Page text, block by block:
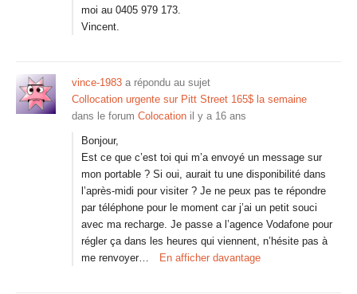
moi au 0405 979 173.
Vincent.
vince-1983 a répondu au sujet
Collocation urgente sur Pitt Street 165$ la semaine
dans le forum Colocation il y a 16 ans
Bonjour,
Est ce que c’est toi qui m’a envoyé un message sur
mon portable ? Si oui, aurait tu une disponibilité dans
l’après-midi pour visiter ? Je ne peux pas te répondre
par téléphone pour le moment car j’ai un petit souci
avec ma recharge. Je passe a l’agence Vodafone pour
régler ça dans les heures qui viennent, n’hésite pas à
me renvoyer…
En afficher davantage